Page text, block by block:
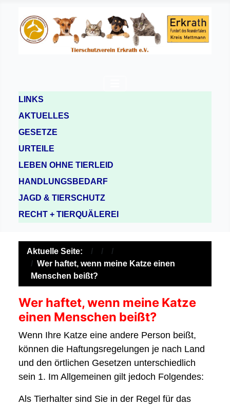
LINKS
AKTUELLES
GESETZE
URTEILE
LEBEN OHNE TIERLEID
HANDLUNGSBEDARF
JAGD & TIERSCHUTZ
RECHT + TIERQUÄLEREI
Aktuelle Seite:
Wer haftet, wenn meine Katze einen
Menschen beißt?
Wer haftet, wenn meine Katze
einen Menschen beißt?
Wenn Ihre Katze eine andere Person beißt,
können die Haftungsregelungen je nach Land
und den örtlichen Gesetzen unterschiedlich
sein 1. Im Allgemeinen gilt jedoch Folgendes:
Als Tierhalter sind Sie in der Regel für das